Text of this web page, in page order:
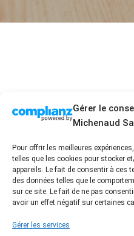
Gérer le
Michenaud
Pour offrir les meilleures
telles que les cookies pour stocker
appareils. Le fait de consentir à ces
des données telles que le
sur ce site. Le fait de ne pas
avoir un effet négatif sur certaines
Gérer les services
2 Allée Blaise Pascal -
Boissière
02 51 94 01 96 -
Accueil
FAQ / Conseil